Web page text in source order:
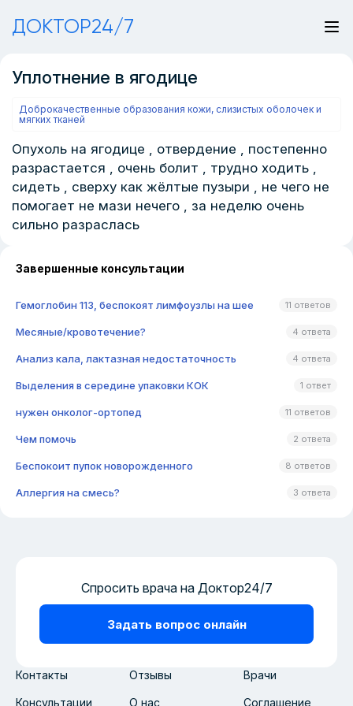
ДОКТОР24/7
Уплотнение в ягодице
Доброкачественные образования кожи, слизистых оболочек и
мягких тканей
Опухоль на ягодице , отвердение , постепенно
разрастается , очень болит , трудно ходить ,
сидеть , сверху как жёлтые пузыри , не чего не
помогает не мази нечего , за неделю очень
сильно разраслась
Завершенные консультации
Гемоглобин 113, беспокоят лимфоузлы на шее 11 ответов
Месяные/кровотечение? 4 ответа
Анализ кала, лактазная недостаточность 4 ответа
Выделения в середине упаковки КОК 1 ответ
нужен онколог-ортопед 11 ответов
Чем помочь 2 ответа
Беспокоит пупок новорожденного 8 ответов
Аллергия на смесь? 3 ответа
Контакты Отзывы Врачи
Консультации О нас Соглашение
Спросить врача на Доктор24/7
Задать вопрос онлайн